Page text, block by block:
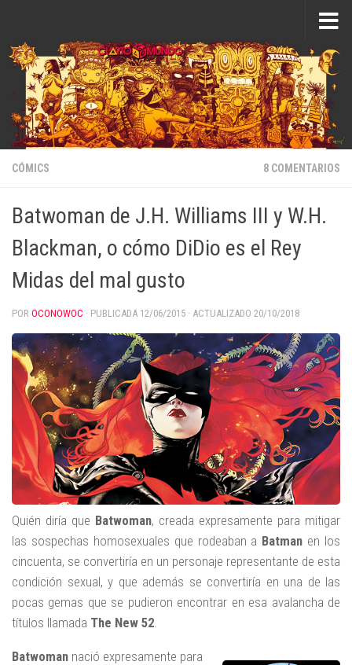
CÓMICS 8 COMENTARIOS
Batwoman de J.H. Williams III y W.H.
Blackman, o cómo DiDio es el Rey
Midas del mal gusto
POR OCONOWOC · PUBLICADA 12/06/2015 · ACTUALIZADO 20/10/2018
Quién diría que Batwoman, creada expresamente para mitigar
las sospechas homosexuales que rodeaban a Batman en los
cincuenta, se convertiría en un personaje representante de esta
condición sexual, y que además se convertiría en una de las
pocas gemas que se pudieron encontrar en esa avalancha de
títulos llamada The New 52.
Batwoman nació expresamente para